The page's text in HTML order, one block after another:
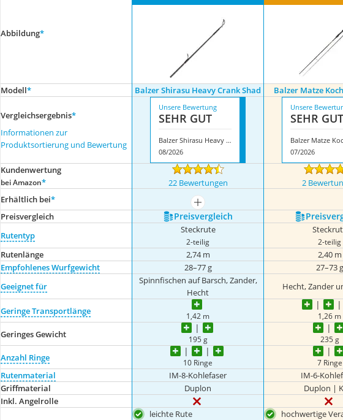
Abbildung*
Modell* Balzer Shirasu Heavy Crank Shad Balzer Matze
Vergleichsergebnis*
Informationen zur
Produktsortierung und Bewertung
Unsere Bewertung
SEHR GUT
Balzer Shirasu Heavy Crank Shad
08/2026
Unsere
SEHR GUT
07/2026
Kundenwertung
bei Amazon* 22 Bewertungen 2
Erhältlich bei*
mehr anzeigen
Preis­vergleich
Preis­vergleich
Rutentyp
Steckrute
2-teilig 2-teilig
Rutenlänge 2,74 m 2,40 m
Empfohlenes Wurfgewicht
28–77 g 27–73 g
Geeignet für
Spinnfischen auf Barsch, Zander,
Hecht
Hecht, Zander
Geringe Transportlänge
1,42 m 1,26 m
Geringes Gewicht 195 g 235 g
Anzahl Ringe 10 Ringe 7 Ringe
Rutenmaterial IM-8-Kohlefaser IM-6-
Griffmaterial
Duplon Duplon |
Inkl. Angelrolle
leichte Rute
hochwertige